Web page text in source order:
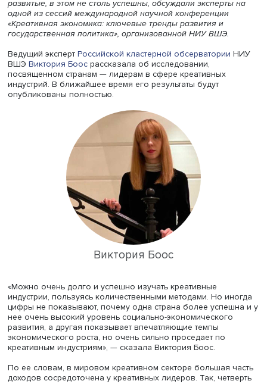
СпециалистыНИУ ВШЭ впервые рассчитали рейтинг
привлекательности стран для креативных индустрий.
Лидерами стали США, Великобритания, Германия,
Франция, Япония и Италия. России отвели 17-е место.
одних странах звезды зажигаются, а другие, не менее
развитые, в этом не столь успешны, обсуждали
одной из сессий международной научной конференции
«Креативная экономика: ключевые тренды развития и
государственная политика», организованной НИУ ВШЭ.
Российской кластерной обсерватории
Виктория Боос
рассказала об исследовании,
посвященном странам — лидерам в сфере креативных
индустрий. В ближайшее время его результаты будут
опубликованы полностью.
Виктория Боос